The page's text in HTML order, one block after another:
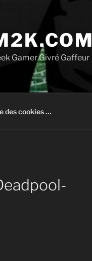
Gamer Givré Gaffeur
des cookies …